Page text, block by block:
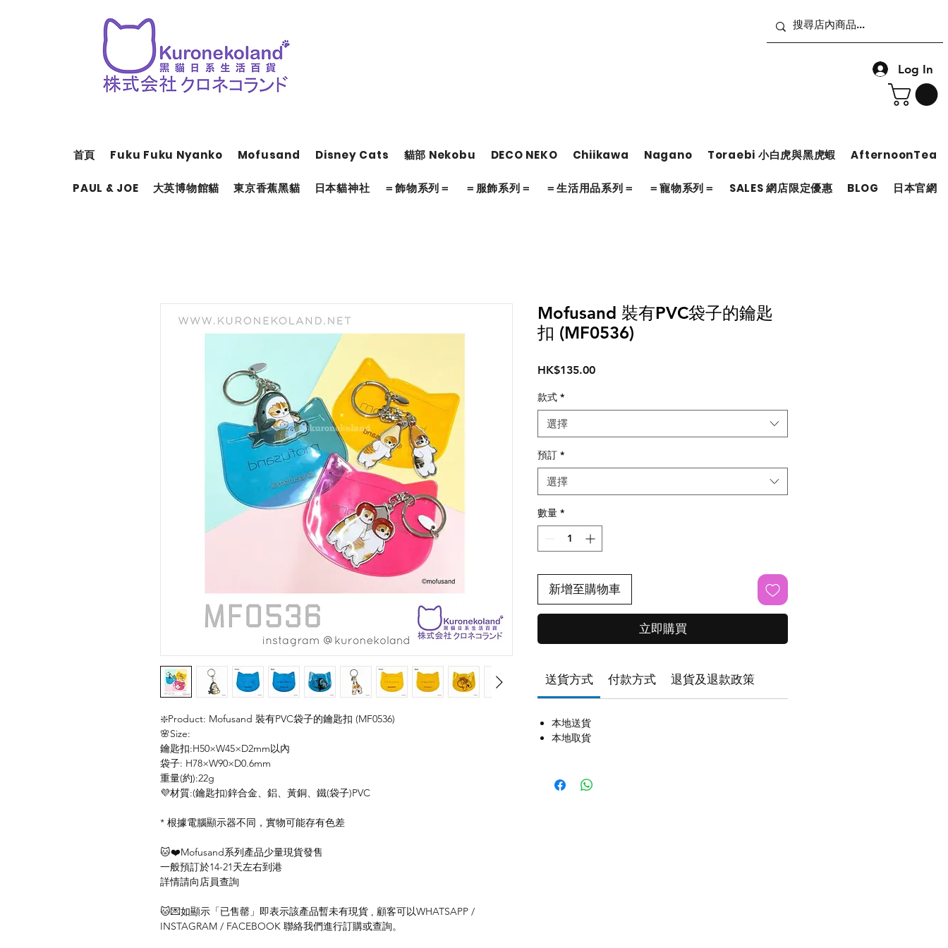
Log In
首頁 Fuku Fuku Nyanko Mofusand Disney Cats 貓部 Nekobu DECO NEKO Chiikawa Nagano Toraebi 小白虎與黑虎蝦 AfternoonTea
PAUL & JOE 大英博物館貓 東京香蕉黑貓 日本貓神社 ＝飾物系列＝ ＝服飾系列＝ ＝生活用品系列＝ ＝寵物系列＝ SALES 網店限定優惠 BLOG 日本官網
❇️Product: Mofusand 裝有PVC袋子的鑰匙扣 (MF0536)
🌸Size:
鑰匙扣:H50×W45×D2mm以內
袋子: H78×W90×D0.6mm
重量(約):22g
💜材質:(鑰匙扣)鋅合金、鋁、黃銅、鐵(袋子)PVC
* 根據電腦顯示器不同，實物可能存有色差
🐱❤️Mofusand系列產品少量現貨發售
一般預訂於14-21天左右到港
詳情請向店員查詢
🐱💌如顯示「已售罄」即表示該產品暫未有現貨 , 顧客可以WHATSAPP /
INSTAGRAM / FACEBOOK 聯絡我們進行訂購或查詢。
Mofusand 裝有PVC袋子的鑰匙
扣 (MF0536)
HK$135.00價
款式 *
選擇
預訂 *
選擇
數量 *
新增至購物車
立即購買
送貨方式 付款方式 退貨及退款政策
本地送貨
本地取貨